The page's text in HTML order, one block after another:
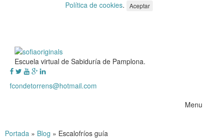
Política de cookies. Aceptar
Escuela virtual de Sabiduría de Pamplona.
fcondetorrens@hotmail.com
Menu
Portada » Blog » Escalofríos guía